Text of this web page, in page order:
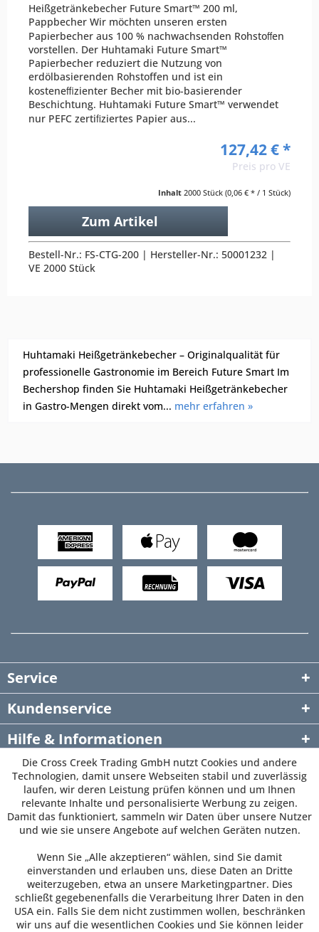
Heißgetränkebecher Future Smart™ 200 ml,
Pappbecher Wir möchten unseren ersten
Papierbecher aus 100 % nachwachsenden Rohstoﬀen
vorstellen. Der Huhtamaki Future Smart™
Papierbecher reduziert die Nutzung von
erdölbasierenden Rohstoffen und ist ein
kosteneﬃzienter Becher mit bio-basierender
Beschichtung. Huhtamaki Future Smart™ verwendet
nur PEFC zertiﬁziertes Papier aus...
127,42 € *
Preis pro VE
Inhalt 2000 Stück (0,06 € * / 1 Stück)
Zum Artikel
Bestell-Nr.: FS-CTG-200 | Hersteller-Nr.: 50001232 |
VE 2000 Stück
Huhtamaki Heißgetränkebecher – Originalqualität für
professionelle Gastronomie im Bereich Future Smart Im
Bechershop finden Sie Huhtamaki Heißgetränkebecher
in Gastro-Mengen direkt vom... mehr erfahren »
Service
Kundenservice
Hilfe & Informationen
Newsletter
Die Cross Creek Trading GmbH nutzt Cookies und andere
Technologien, damit unsere Webseiten stabil und zuverlässig
laufen, wir deren Leistung prüfen können und um Ihnen
relevante Inhalte und personalisierte Werbung zu zeigen.
Damit das funktioniert, sammeln wir Daten über unsere Nutzer
und wie sie unsere Angebote auf welchen Geräten nutzen.
Wenn Sie „Alle akzeptieren“ wählen, sind Sie damit
einverstanden und erlauben uns, diese Daten an Dritte
weiterzugeben, etwa an unsere Marketingpartner. Dies
schließt gegebenenfalls die Verarbeitung Ihrer Daten in den
USA ein. Falls Sie dem nicht zustimmen wollen, beschränken
wir uns auf die wesentlichen Cookies und Sie können leider